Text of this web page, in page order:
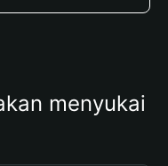
menyukai